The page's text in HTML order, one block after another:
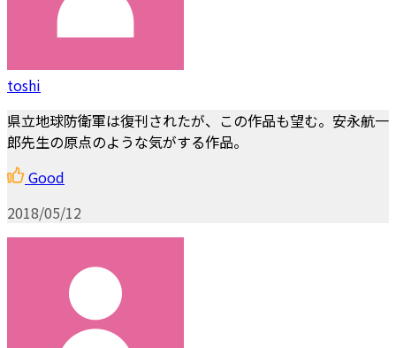
toshi
県立地球防衛軍は復刊されたが、この作品も望む。安永航一
郎先生の原点のような気がする作品。
Good
2018/05/12